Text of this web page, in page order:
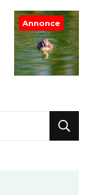
Annonce